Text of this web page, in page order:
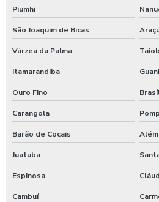
Produtos para tratamento de agua
Shampoo carros com cera
Shampoo para lavagem de carros
Shampoo de lavar carros
Shampoozeira a ar
Shampoozeira automotiva
Shampoozeira automotiva manual
Shampoozeira automotiva pneumática
Shampoozeira automotiva profissional
Piumhi
São Joaquim de Bicas
Várzea da Palma
Itamarandiba
Ouro Fino
Carangola
Barão de Cocais
Juatuba
Espinosa
Cambuí